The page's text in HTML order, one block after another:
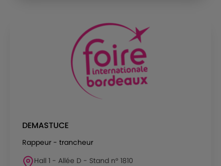
DEMASTUCE
Rappeur - trancheur
Hall 1 - Allée D - Stand n° 1810